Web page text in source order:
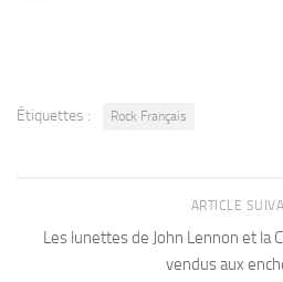
Étiquettes : Rock Français
ARTICLE
Les lunettes de John Lennon et la
vendus aux